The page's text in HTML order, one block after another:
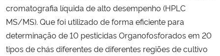
Gabinete de Segurança Institucional
Advocacia-Geral da União
cromatografia líquida de alto desempenho (HPLC
MS/MS). Que foi utilizado de forma eficiente para
determinação de 10 pesticidas Organofosforados em 20
tipos de chás diferentes de diferentes regiões de cultivo